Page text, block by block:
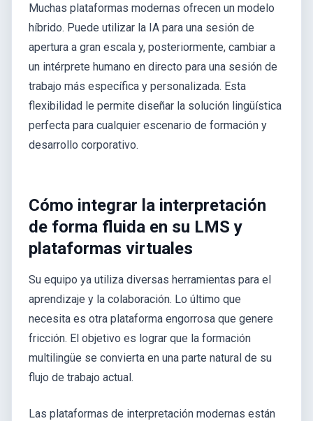
Muchas plataformas modernas ofrecen un modelo
híbrido. Puede utilizar la IA para una sesión de
apertura a gran escala y, posteriormente, cambiar a
un intérprete humano en directo para una sesión de
trabajo más específica y personalizada. Esta
flexibilidad le permite diseñar la solución lingüística
perfecta para cualquier escenario de formación y
desarrollo corporativo.
Cómo integrar la interpretación
de forma fluida en su LMS y
plataformas virtuales
Su equipo ya utiliza diversas herramientas para el
aprendizaje y la colaboración. Lo último que
necesita es otra plataforma engorrosa que genere
fricción. El objetivo es lograr que la formación
multilingüe se convierta en una parte natural de su
flujo de trabajo actual.
Las plataformas de interpretación modernas están